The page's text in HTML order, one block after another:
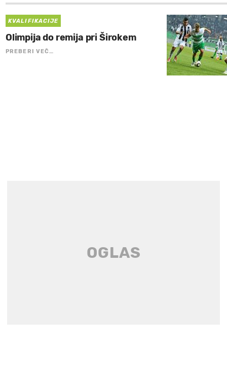
KVALIFIKACIJE
Olimpija do remija pri Širokem
PREBERI VEČ…